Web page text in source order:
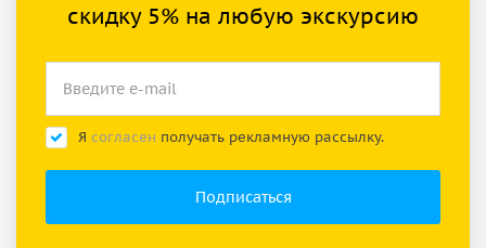
скидку 5% на любую экскурсию
Я согласен получать рекламную рассылку.